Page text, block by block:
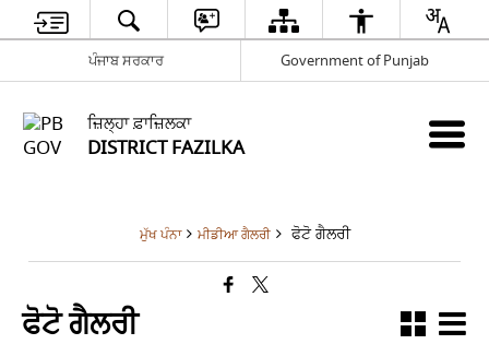
ਪੰਜਾਬ ਸਰਕਾਰ Government of Punjab
ਜ਼ਿਲ੍ਹਾ ਫ਼ਾਜ਼ਿਲਕਾ
DISTRICT FAZILKA
ਮੁੱਖ ਪੰਨਾ ਮੀਡੀਆ ਗੈਲਰੀ ਫੋਟੋ ਗੈਲਰੀ
ਫੋਟੋ ਗੈਲਰੀ